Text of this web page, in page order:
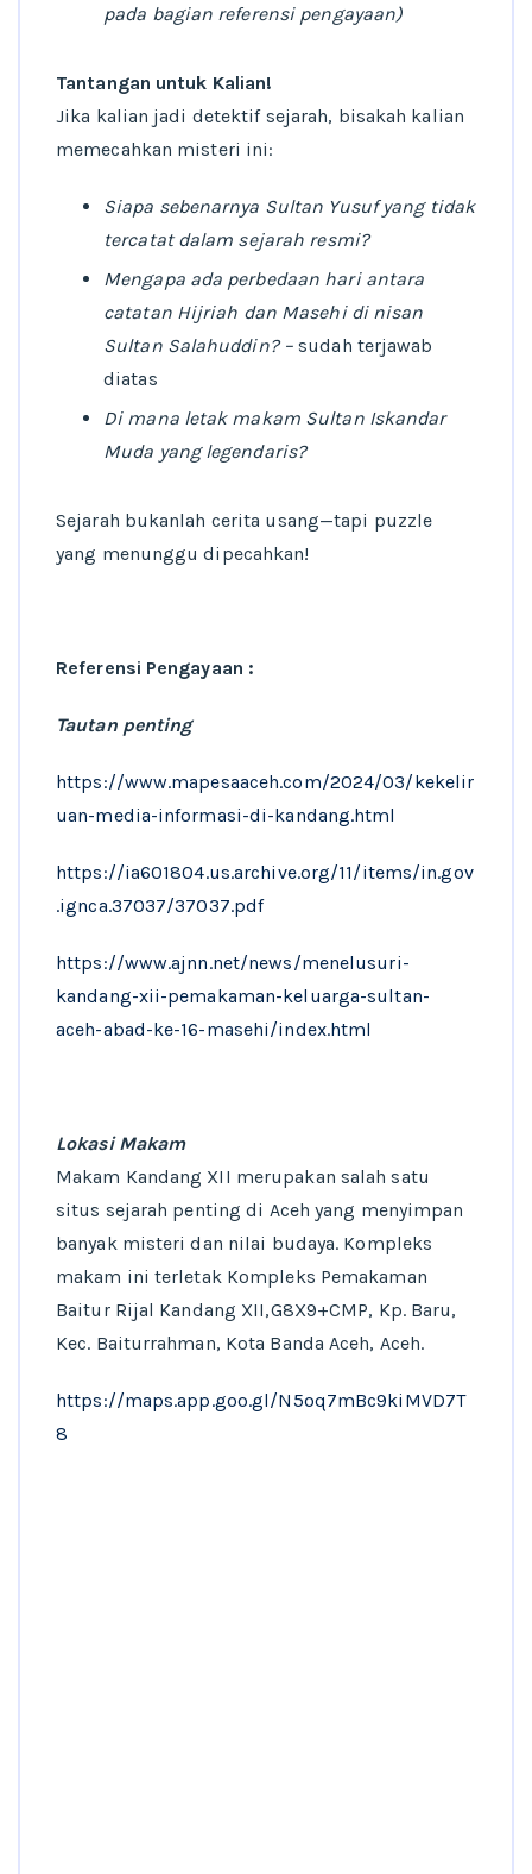
pada bagian referensi pengayaan)
Tantangan untuk Kalian!
Jika kalian jadi detektif sejarah, bisakah kalian
memecahkan misteri ini:
Siapa sebenarnya Sultan Yusuf yang tidak
tercatat dalam sejarah resmi?
Mengapa ada perbedaan hari antara
catatan Hijriah dan Masehi di nisan
Sultan Salahuddin? –sudah terjawab
diatas
Di mana letak makam Sultan Iskandar
Muda yang legendaris?
Sejarah bukanlah cerita usang—tapi puzzle
yang menunggu dipecahkan!
Referensi Pengayaan :
Tautan penting
https://www.mapesaaceh.com/2024/03/kekelir
uan-media-informasi-di-kandang.html
https://ia601804.us.archive.org/11/items/in.gov
.ignca.37037/37037.pdf
https://www.ajnn.net/news/menelusuri-
kandang-xii-pemakaman-keluarga-sultan-
aceh-abad-ke-16-masehi/index.html
Lokasi Makam
Makam Kandang XII merupakan salah satu
situs sejarah penting di Aceh yang menyimpan
banyak misteri dan nilai budaya. Kompleks
makam ini terletak Kompleks Pemakaman
Baitur Rijal Kandang XII,G8X9+CMP, Kp. Baru,
Kec. Baiturrahman, Kota Banda Aceh, Aceh.
https://maps.app.goo.gl/N5oq7mBc9kiMVD7T
8